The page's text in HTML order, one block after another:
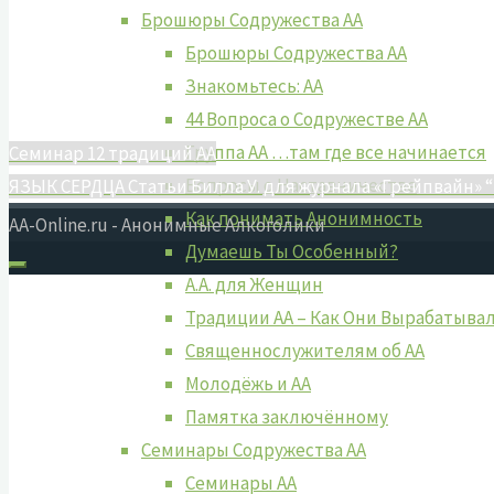
Брошюры Содружества АА
Брошюры Содружества АА
Знакомьтесь: АА
44 Вопроса о Содружестве АА
Группа АА …там где все начинается
Вопросы о Наставничестве
Как понимать Анонимность
Думаешь Ты Особенный?
А.А. для Женщин
Традиции АА – Как Они
Священнослужителям об АА
Молодёжь и АА
Памятка заключённому
Семинары Содружества АА
Семинары АА
Семинар 12 традиций АА
ЯЗЫК СЕРДЦА Статьи Билла У. для журнала «Грейпвайн»
AA-Online.ru - Анонимные Алкоголики